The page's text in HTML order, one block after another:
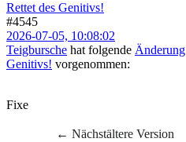
Rettet des Genitivs!
#4545
2026-07-05, 10:08:02
Teigbursche hat folgende Änderung
Genitivs! vorgenommen:
Fixe
← Nächstältere Version